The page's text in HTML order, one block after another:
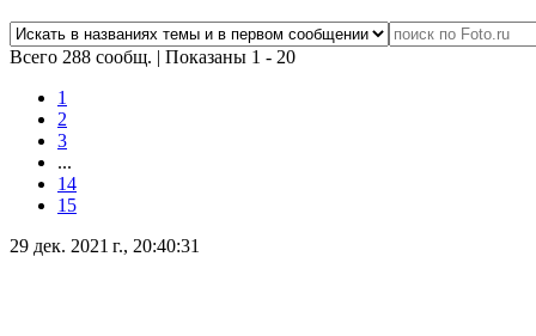
Всего 288 сообщ. | Показаны 1 - 20
1
2
3
...
14
15
29 дек. 2021 г., 20:40:31